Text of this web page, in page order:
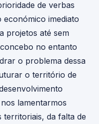
de verbas
imediato
projetos até sem
no entanto
o problema dessa
o território de
lamentarmos
territoriais, da falta de